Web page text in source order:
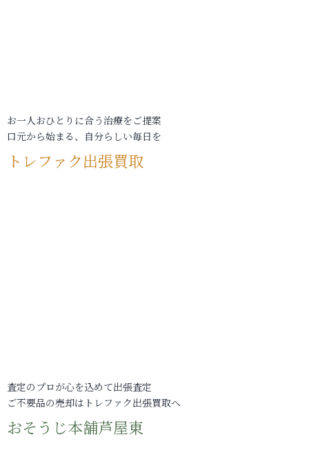
お一人おひとりに合う治療をご提案
口元から始まる、自分らしい毎日を
トレファク出張買取
査定のプロが心を込めて出張査定
ご不要品の売却はトレファク出張買取へ
おそうじ本舗芦屋東